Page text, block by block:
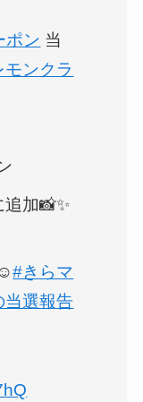
ポン 当
ンクラ
加📸✨
#きらマ
当選報告